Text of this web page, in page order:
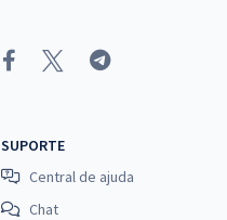
SUPORTE
Central de ajuda
Chat